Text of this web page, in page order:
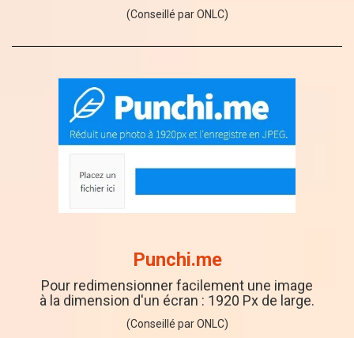
(Conseillé par ONLC)
Punchi.me
Pour redimensionner facilement une image
à la dimension d'un écran : 1920 Px de large.
(Conseillé par ONLC)